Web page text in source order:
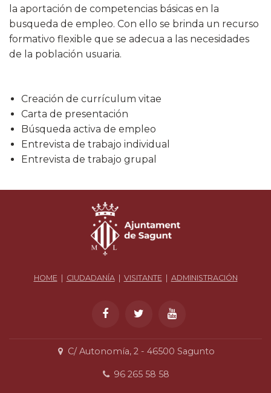
la aportación de competencias básicas en la
busqueda de empleo. Con ello se brinda un recurso
formativo flexible que se adecua a las necesidades
de la población usuaria.
Creación de currículum vitae
Carta de presentación
Búsqueda activa de empleo
Entrevista de trabajo individual
Entrevista de trabajo grupal
HOME| CIUDADANÍA| VISITANTE| ADMINISTRACIÓN
C/ Autonomía, 2 - 46500 Sagunto
96 265 58 58